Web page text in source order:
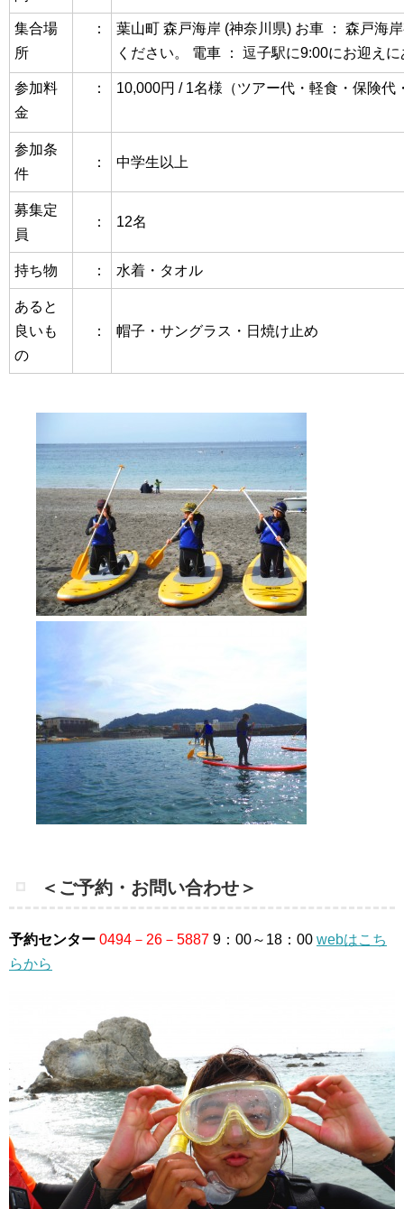
集合場
所
： 葉山町 森戸海岸 (神奈川県) お車 ： 森戸海
ください。
電車 ： 逗子駅に9:00にお迎え
参加料
金
： 10,000円 / 1名様（ツアー代・軽食・保険代
参加条
件
： 中学生以上
募集定
員
： 12名
持ち物 ： 水着・タオル
あると
良いも
の
： 帽子・サングラス・日焼け止め
＜ご予約・お問い合わせ＞
予約センター 0494－26－5887 9：00～18：00 webはこち
らから